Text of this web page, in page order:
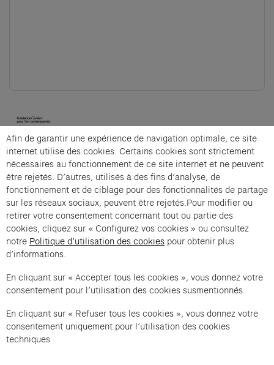
Cartier et Compagnie
La grande visite guidée is an offer from Cartier et
Compagnie .
Imprint of the organizer(opens in a new tab)
Data privacy of the organizer(opens in
General terms and conditions of the organizer
Cookie settings (opens in a new tab)
Data privacy policy (opens in a new tab)
Accessibility
Support(opens in a new tab)
Afin de garantir une expérience de navigation optimale, ce site
internet utilise des cookies. Certains cookies sont strictement
nécessaires au fonctionnement de ce site internet et ne peuvent
être rejetés. D’autres, utilisés à des fins d’analyse, de
fonctionnement et de ciblage pour des fonctionnalités de partage
sur les réseaux sociaux, peuvent être rejetés.Pour modifier ou
retirer votre consentement concernant tout ou partie des
cookies, cliquez sur « Configurez vos cookies » ou consultez
notre Politique d’utilisation des cookies pour obtenir plus
d’informations.
En cliquant sur « Accepter tous les cookies », vous donnez votre
consentement pour l’utilisation des cookies susmentionnés.
En cliquant sur « Refuser tous les cookies », vous donnez votre
consentement uniquement pour l’utilisation des cookies
techniques